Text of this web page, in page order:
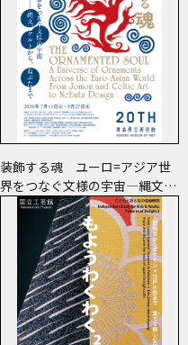
装飾する魂 ユーロ=アジア世
界をつなぐ文様の宇宙―縄文、
ケルトから、ねぶたまで